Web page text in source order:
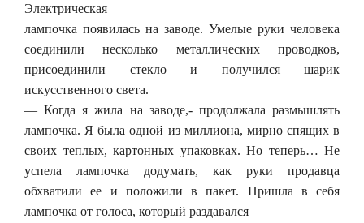
Электрическая
лампочка появилась на заводе. Умелые руки человека
соединили несколько металлических проводков,
присоединили стекло и получился шарик
искусственного света.
— Когда я жила на заводе,- продолжала размышлять
лампочка. Я была одной из миллиона, мирно спящих в
своих теплых, картонных упаковках. Но теперь… Не
успела лампочка додумать, как руки продавца
обхватили ее и положили в пакет. Пришла в себя
лампочка от голоса, который раздавался